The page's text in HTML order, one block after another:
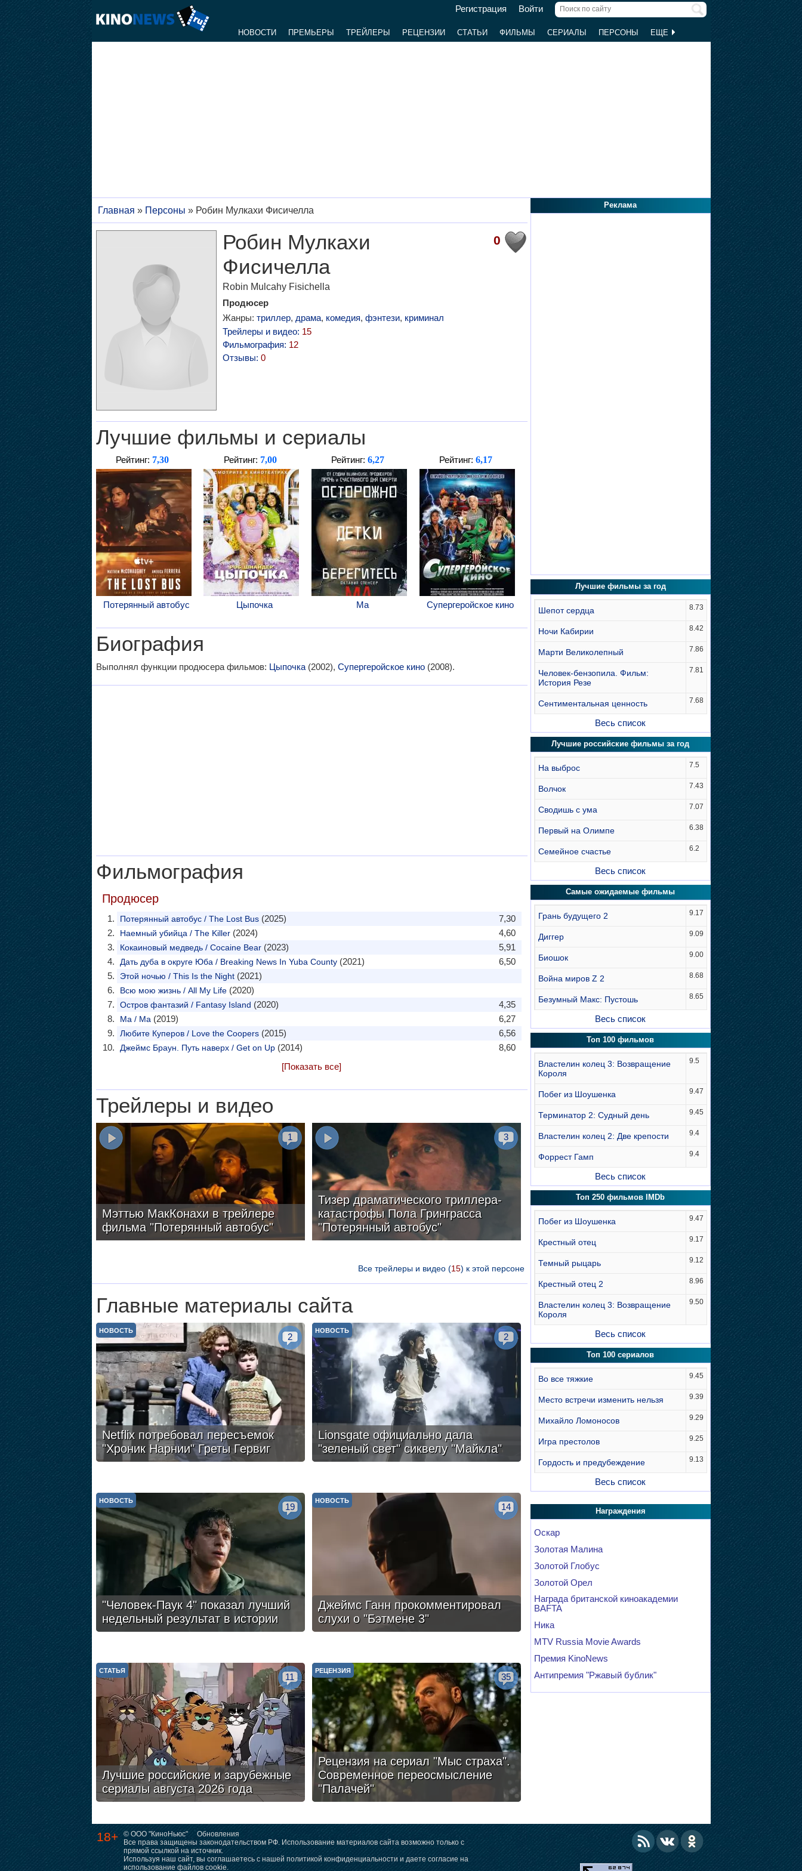
Регистрация Войти
НОВОСТИ ПРЕМЬЕРЫ ТРЕЙЛЕРЫ РЕЦЕНЗИИ СТАТЬИ ФИЛЬМЫ СЕРИАЛЫ ПЕРСОНЫ ЕЩЕ
Главная » Персоны » Робин Мулкахи Фисичелла
0
Робин Мулкахи
Фисичелла
Robin Mulcahy Fisichella
Продюсер
Жанры: триллер, драма, комедия, фэнтези, криминал
Трейлеры и видео: 15
Фильмография: 12
Отзывы: 0
Лучшие фильмы и сериалы
Рейтинг: 7,30
Потерянный автобус
Рейтинг: 7,00
Цыпочка
Рейтинг:6,27
Ма
Рейтинг:6,17
Супергеройское кино
Биография
Выполнял функции продюсера фильмов: Цыпочка(2002), Супергеройское кино(2008).
Фильмография
Продюсер
7,30
Потерянный автобус / The Lost Bus(2025)
4,60
Наемный убийца / The Killer(2024)
5,91
Кокаиновый медведь / Cocaine Bear(2023)
6,50
Дать дуба в округе Юба / Breaking News In Yuba County(2021)
Этой ночью / This Is the Night(2021)
Всю мою жизнь / All My Life(2020)
4,35
Остров фантазий / Fantasy Island (2020)
6,27
Ма / Ma (2019)
6,56
Любите Куперов / Love the Coopers(2015)
8,60
Джеймс Браун. Путь наверх / Get on Up(2014)
[Показать все]
Трейлеры и видео
Мэттью МакКонахи в трейлере
фильма "Потерянный автобус"
1
Тизер драматического триллера-
катастрофы Пола Гринграсса
"Потерянный автобус"
3
Все трейлеры и видео (15) к этой персоне
Главные материалы сайта
Netflix потребовал пересъемок
"Хроник Нарнии" Греты Гервиг
НОВОСТЬ
2
Lionsgate официально дала
"зеленый свет" сиквелу "Майкла"
НОВОСТЬ
2
"Человек-Паук 4" показал лучший
недельный результат в истории
НОВОСТЬ
19
Джеймс Ганн прокомментировал
слухи о "Бэтмене 3"
НОВОСТЬ
14
Лучшие российские и зарубежные
сериалы августа 2026 года
СТАТЬЯ
11
Рецензия на сериал "Мыс страха".
Современное переосмысление
"Палачей"
РЕЦЕНЗИЯ
35
Реклама
Лучшие фильмы за год
Шепот сердца 8.73
Ночи Кабирии 8.42
Марти Великолепный 7.86
Человек-бензопила. Фильм:
История Резе
7.81
Сентиментальная ценность 7.68
Весь список
Лучшие российские фильмы за год
На выброс 7.5
Волчок 7.43
Сводишь с ума 7.07
Первый на Олимпе 6.38
Семейное счастье 6.2
Весь список
Самые ожидаемые фильмы
Грань будущего 2 9.17
Диггер 9.09
Биошок 9.00
Война миров Z 2 8.68
Безумный Макс: Пустошь 8.65
Весь список
Топ 100 фильмов
Властелин колец 3: Возвращение
Короля
9.5
Побег из Шоушенка 9.47
Терминатор 2: Судный день 9.45
Властелин колец 2: Две крепости 9.4
Форрест Гамп 9.4
Весь список
Топ 250 фильмов IMDb
Побег из Шоушенка 9.47
Крестный отец 9.17
Темный рыцарь 9.12
Крестный отец 2 8.96
Властелин колец 3: Возвращение
Короля
9.50
Весь список
Топ 100 сериалов
Во все тяжкие 9.45
Место встречи изменить нельзя 9.39
Михайло Ломоносов 9.29
Игра престолов 9.25
Гордость и предубеждение 9.13
Весь список
Награждения
Оскар
Золотая Малина
Золотой Глобус
Золотой Орел
Награда британской киноакадемии
BAFTA
Ника
MTV Russia Movie Awards
Премия KinoNews
Антипремия "Ржавый бублик"
18+ © ООО "КиноНьюс"
Обновления
Все права защищены законодательством РФ. Использование материалов сайта возможно только с
прямой ссылкой на источник.
Используя наш сайт, вы соглашаетесь с нашей политикой конфиденциальности и даете согласие на
использование файлов cookie.